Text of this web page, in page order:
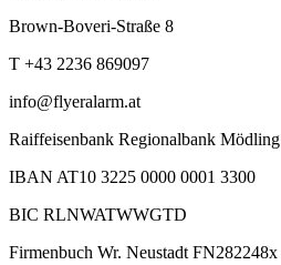
Brown-Boveri-Straße 8
T +43 2236 869097
info@flyeralarm.at
Raiffeisenbank Regionalbank Mödling
IBAN AT10 3225 0000 0001 3300
BIC RLNWATWWGTD
Firmenbuch Wr. Neustadt FN282248x